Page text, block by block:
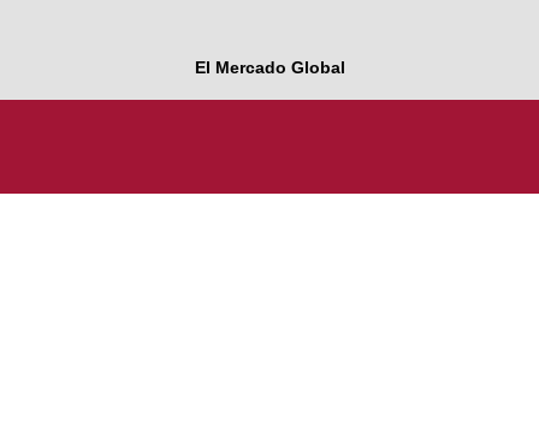
El Mercado Global